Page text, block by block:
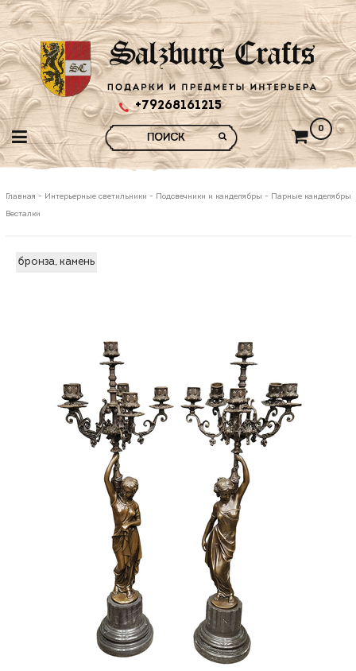
+79268161215
0
Главная - Интерьерные светильники - Подсвечники и канделябры - Парные канделябры
Весталки
бронза, камень